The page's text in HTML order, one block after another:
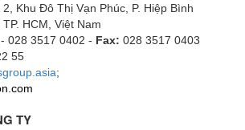
Khu Đô Thị Vạn Phúc, P. Hiệp Bình
HCM , Việt Nam
028 3517 0402 - Fax: 028 3517 0403
55
;
TY